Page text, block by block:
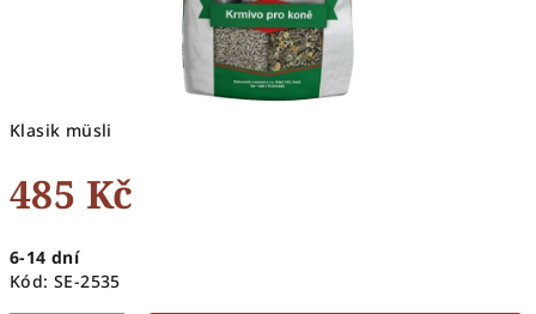
Klasik müsli
485 Kč
cena:
6-14 dní
Kód: SE-2535